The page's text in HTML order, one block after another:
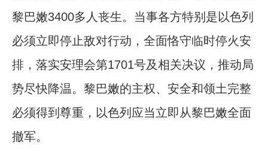
黎巴嫩3400多人丧生。当事各方特别是以色列
必须立即停止敌对行动，全面恪守临时停火安
排，落实安理会第1701号及相关决议，推动局
势尽快降温。黎巴嫩的主权、安全和领土完整
必须得到尊重，以色列应当立即从黎巴嫩全面
撤军。